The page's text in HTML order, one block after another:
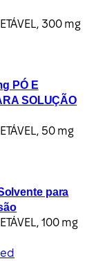
300 mg
PÓ E
SOLUÇÃO
50 mg
para
100 mg